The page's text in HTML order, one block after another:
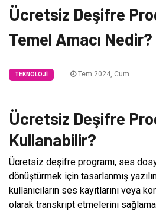
Ücretsiz Deşifre
Temel Amacı Nedir?
TEKNOLOJI Tem 2024, Cum
Ücretsiz Deşifre
Kullanabilir?
Ücretsiz deşifre programı, ses
dönüştürmek için tasarlanmış
kullanıcıların ses kayıtlarını veya
olarak transkript etmelerini